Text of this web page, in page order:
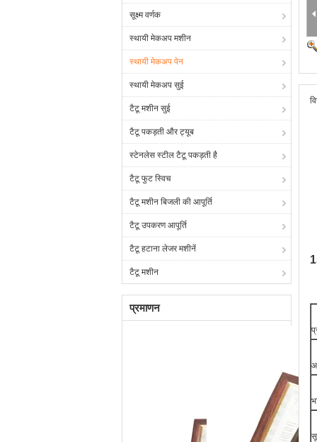
सूक्ष्म वर्णक
स्थायी मेकअप मशीन
स्थायी मेकअप पेन
स्थायी मेकअप सुई
टैटू मशीन सुई
टैटू पकड़ती और ट्यूब
स्टेनलेस स्टील टैटू पकड़ती है
टैटू फुट स्विच
टैटू मशीन बिजली की आपूर्ति
टैटू उपकरण आपूर्ति
टैटू हटाना लेजर मशीनें
टैटू मशीन
प्रमाणन